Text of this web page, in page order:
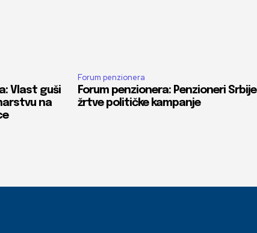
Vlast guši
na
Forum penzionera
Forum penzionera: Penzioneri Srbije
žrtve političke kampanje